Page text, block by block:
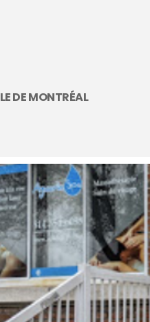
DE MONTRÉAL